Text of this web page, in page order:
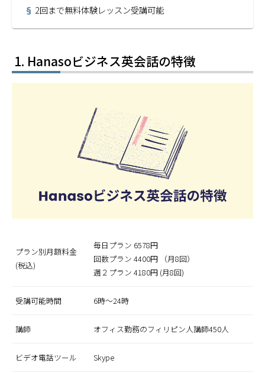
2回まで無料体験レッスン受講可能
Hanasoビジネス英会話の特徴
プラン別月額料金
(税込)
毎日プラン 6578円
回数プラン 4400円 （月8回）
週２プラン 4180円 (月8回)
受講可能時間 6時～24時
講師 オフィス勤務のフィリピン人講師450人
ビデオ電話ツール Skype